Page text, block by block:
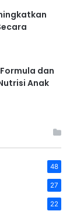
dan
Anak
48
27
22